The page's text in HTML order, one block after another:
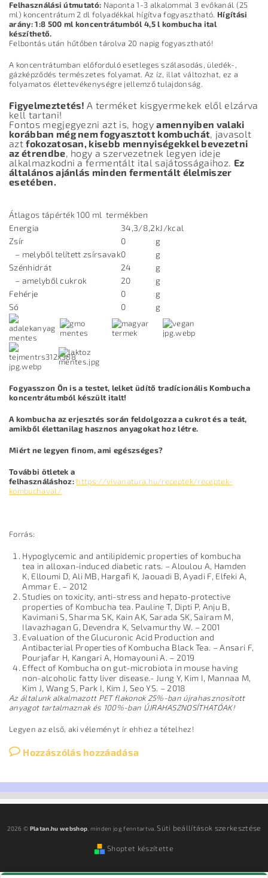
Felhasználási útmutató: Naponta 1-3 alkalommal 3 evőkanál (25
ml) koncentrátum 2 dl folyadékkal hígítva fogyasztható. Hígítási
arány: 1:8 500 ml koncentrátumból 4,5 l kombucha ital
készíthető.
Felbontás után hűtőben tárolva 20 napig fogyasztható!
A koncentrátumban előforduló esetleges szálasodás, üledék-,
gázképződés természetes folyamat. Az íz, illat változhat, ez a
folyamatos élettevékenységre jellemző tulajdonság.
Figyelmeztetés! A terméket kisgyermekek elől elzárva
kell tartani!
Fontos megjegyezni azt is, hogyamennyiben valaki
korábban még nem fogyasztott kombuchát, javasolt
aztfokozatosan, kisebb mennyiségekkel bevezetni
az étrendbe, hogy a szervezetnek legyen ideje
alkalmazkodni a fermentált ital sajátosságaihoz. Ez
általános ajánlás minden fermentált élelmiszer
esetében.
Átlagos tápérték 100 ml termékben
Energia
34,3/8,2kJ/kcal
Zsír
0
g
– melyből telített zsírsavak0
g
Szénhidrát
24
g
– amelyből cukrok
20
g
Fehérje
0
g
Só
0 g
Fogyasszon Ön is a testet, lelket üdítő tradícionális Kombucha
koncentrátumból készült italt!
A kombucha az erjesztés során feldolgozza a cukrot és a teát,
amikből élettanilag hasznos anyagokat hoz létre.
Miért ne legyen finom, ami egészséges?
További ötletek a
felhasználáshoz: https://vivanatura.hu/receptek/receptek-
kombuchaval/
Forrás:
Hypoglycemic and antilipidemic properties of kombucha
tea in alloxan-induced diabetic rats. – Aloulou A, Hamden
K, Elloumi D, Ali MB, Hargafi K, Jaouadi B, Ayadi F, Elfeki A,
Ammar E. – 2012
Studies on toxicity, anti-stress and hepato-protective
properties of Kombucha tea. Pauline T, Dipti P, Anju B,
Kavimani S, Sharma SK, Kain AK, Sarada SK, Sairam M,
Ilavazhagan G, Devendra K, Selvamurthy W. – 2001
Evaluation of the Glucuronic Acid Production and
Antibacterial Properties of Kombucha Black Tea. – Ansari F,
Pourjafar H, Kangari A, Homayouni A. – 2019
Effect of Kombucha on gut-microbiota in mouse having
non-alcoholic fatty liver disease.- Jung Y, Kim I, Mannaa M,
Kim J, Wang S, Park I, Kim J, Seo YS. – 2018
Az általunk alkalmazott PET flakonok 25%-ban újrahasznosított
anyagot tartalmaznak és 100%-ban ÚJRAHASZNOSÍTHATÓAK!
Legyen az első, aki véleményt ír ehhez a tételhez!
Hozzászólás hozzáadása
2026 © Platan.hu webshop , minden jog fenntartva.Süti beállítások szerkesztése
Shoptet készítette